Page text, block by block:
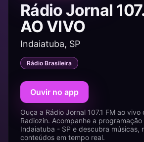
Rádio Jornal
AO VIVO
Indaiatuba, SP
Rádio Brasileira
Ouvir no app
Ouça a Rádio Jornal 107.1 FM ao vivo
Radiozin. Acompanhe a
Indaiatuba - SP e descubra músicas,
conteúdos em tempo real.